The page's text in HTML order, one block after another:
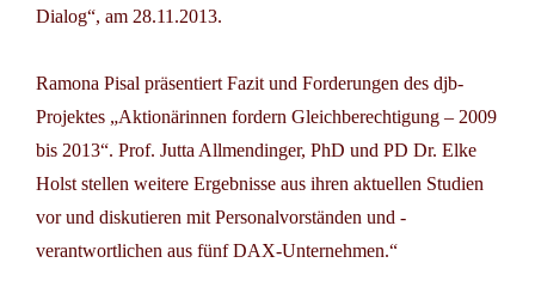
Dialog“, am 28.11.2013.
Ramona Pisal präsentiert Fazit und Forderungen des djb-
Projektes „Aktionärinnen fordern Gleichberechtigung – 2009
bis 2013“. Prof. Jutta Allmendinger, PhD und PD Dr. Elke
Holst stellen weitere Ergebnisse aus ihren aktuellen Studien
vor und diskutieren mit Personalvorständen und -
verantwortlichen aus fünf DAX-Unternehmen.“